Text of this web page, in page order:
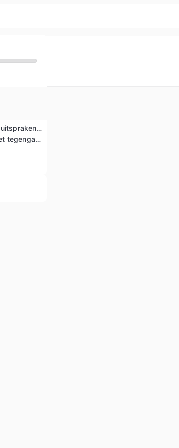
Hoe kwetsende opmerkingen/uitspraken tegen te gaan
Populistische uitspraken en het tegengaan ervan op sociale media